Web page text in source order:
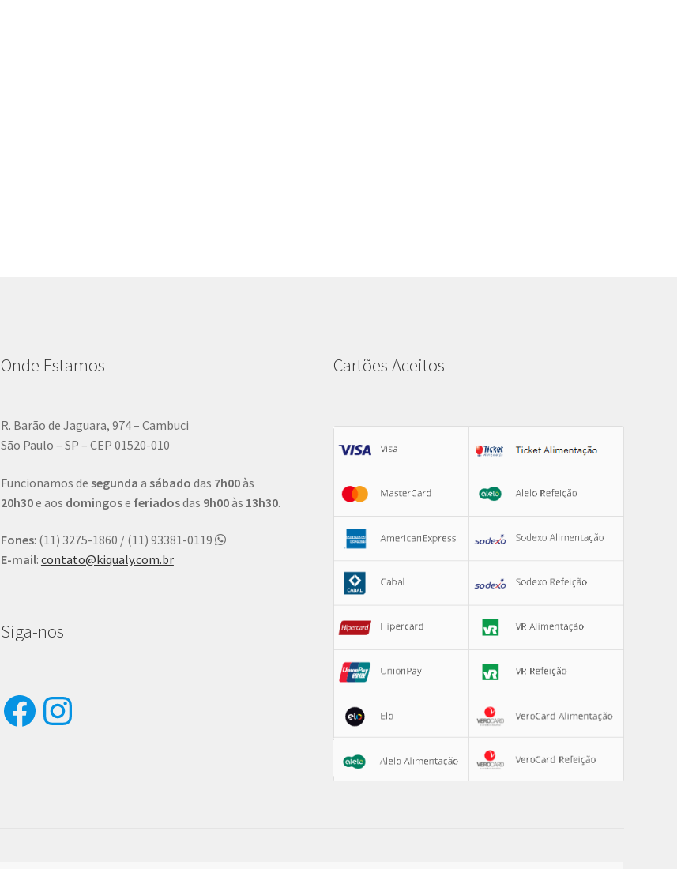
Onde Estamos
R. Barão de Jaguara, 974 – Cambuci
São Paulo – SP – CEP 01520-010
Funcionamos de segunda a sábado das 7h00às
20h30e aos domingose feriadosdas 9h00às 13h30.
Fones: (11) 3275-1860 / (11) 93381-0119
E-mail: contato@kiqualy.com.br
Siga-nos
Facebook
Instagram
Cartões Aceitos